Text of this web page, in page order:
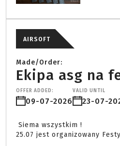
AIRSOFT
Made/Order:
Ekipa asg na
OFFER ADDED:
09-07-2026
VALID UNTIL
23-07-
25.07 jest organizowany